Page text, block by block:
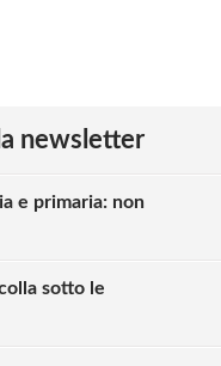
newsletter
e primaria: non
sotto le